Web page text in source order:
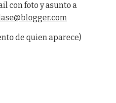
con foto y asunto a
de quien aparece)